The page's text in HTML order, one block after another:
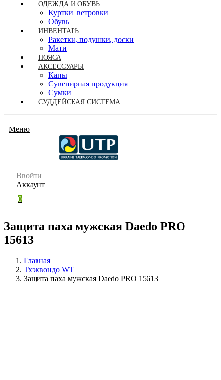
ОДЕЖДА И ОБУВЬ
Куртки, ветровки
Обувь
ИНВЕНТАРЬ
Ракетки, подушки, доски
Мати
ПОЯСА
АКСЕССУАРЫ
Капы
Сувенирная продукция
Сумки
СУДДЕЙСКАЯ СИСТЕМА
Меню
Ввойти
Аккаунт
0
Защита паха мужская Daedo PRO
15613
Главная
Тхэквондо WT
Защита паха мужская Daedo PRO 15613